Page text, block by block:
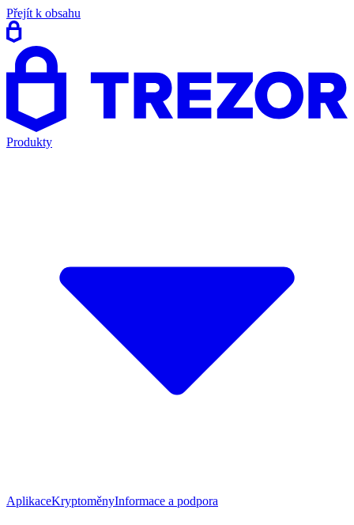
Přejít k obsahu
Produkty
AplikaceKryptoměnyInformace a podpora